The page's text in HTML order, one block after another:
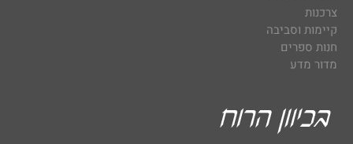
צרכנות
קיימות וסביבה
חנות ספרים
מדור מדע